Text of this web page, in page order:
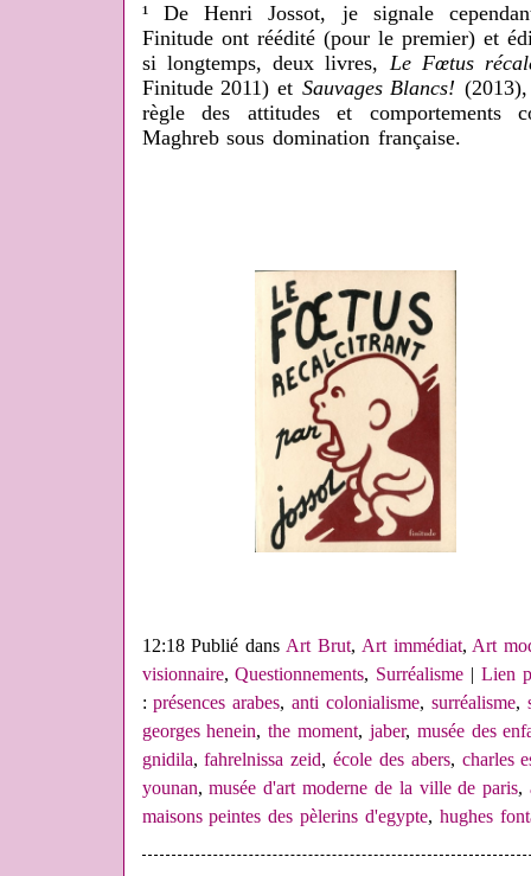
¹ De Henri Jossot, je signale
Finitude ont réédité (pour le premier) et
si longtemps, deux livres, Le Fœtus
Finitude 2011) et Sauvages Blancs!
règle des attitudes et comportements
Maghreb sous domination française.
12:18 Publié dansArt Brut, Art immédiat,Art
visionnaire,Questionnements, Surréalisme | Lien
:présences arabes,anti colonialisme, surréalisme,
georges henein,the moment, jaber, musée des
gnidila,fahrelnissa zeid,école des abers, charles
younan,musée d'art moderne de la ville de paris,
maisons peintes des pèlerins d'egypte, hughes